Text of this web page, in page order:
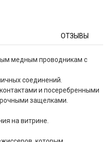
ОТЗЫВЫ
медным проводникам с
соединений.
и посеребренными
защелками.
на витрине.